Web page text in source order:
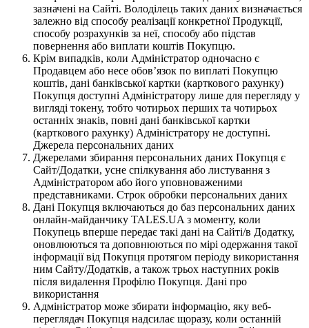
зазначені на Сайті. Володілець таких даних визначається
залежно від способу реалізації конкретної Продукції,
способу розрахунків за неї, способу або підстав
повернення або виплати коштів Покупцю.
Крім випадків, коли Адміністратор одночасно є
Продавцем або несе обов’язок по виплаті Покупцю
коштів, дані банківської картки (карткового рахунку)
Покупця доступні Адміністратору лише для перегляду у
вигляді токену, тобто чотирьох перших та чотирьох
останніх знаків, повні дані банківської картки
(карткового рахунку) Адміністратору не доступні.
Джерела персональних даних
Джерелами збирання персональних даних Покупця є
Сайт/Додатки, усне спілкування або листування з
Адміністратором або його уповноваженими
представниками. Строк обробки персональних даних
Дані Покупця включаються до баз персональних даних
онлайн-майданчику TALES.UA з моменту, коли
Покупець вперше передає такі дані на Сайті/в Додатку,
оновлюються та доповнюються по мірі одержання такої
інформації від Покупця протягом періоду використання
ним Сайту/Додатків, а також трьох наступних років
після видалення Профілю Покупця. Дані про
використання
Адміністратор може збирати інформацію, яку веб-
переглядач Покупця надсилає щоразу, коли останній